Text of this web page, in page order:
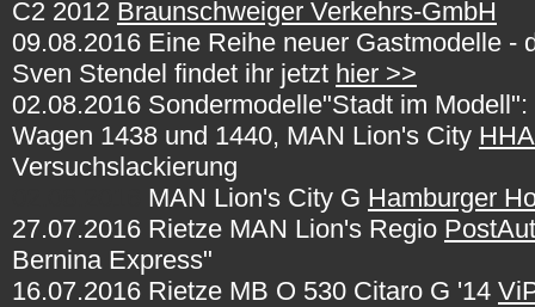
C2 2012 Braunschweiger Verkehrs-GmbH
09.08.2016 Eine Reihe neuer Gastmodelle -
Sven Stendel findet ihr jetzt hier >>
02.08.2016 Sondermodelle"Stadt im
Wagen 1438 und 1440, MAN Lion's City
Versuchslackierung
MAN Lion's City G Hamburger
27.07.2016 Rietze MAN Lion's Regio
Bernina Express"
16.07.2016 Rietze MB O 530 Citaro G '14